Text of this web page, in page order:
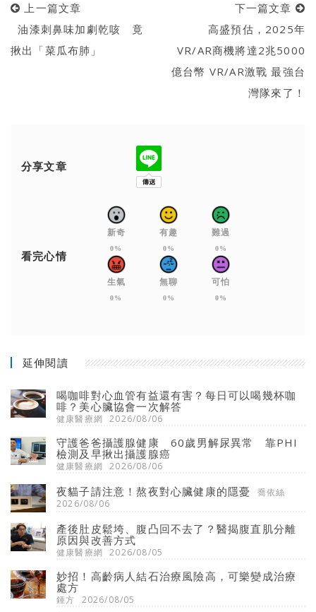
上一篇文章
油漆刺鼻味加劇乾咳 竟
揪出「菜瓜布肺」
下一篇文章
高盛預估，2025年
VR/AR商機將達2兆5000
億台幣 VR/AR激戰 最強台
灣隊來了！
分享文章
看完心情
新奇
0%
有趣
0%
難過
0%
生氣
0%
無聊
0%
可怕
0%
延伸閱讀
喝咖啡對心血管有益還有害？每日可以喝幾杯咖
啡？美心臟協會一次解答
健康醫療網 2026/08/06
守護爸爸攝護腺健康 60歲男解尿異常 靠PHI
檢測及早揪出攝護腺癌
健康醫療網 2026/08/06
夜貓子請注意！熬夜對心臟健康的隱憂
喬依絲
2026/08/06
產後肚皮鬆垮、腹凸回不去了？醫揭腹直肌分離
原因與改善方式
健康醫療網 2026/08/05
妙招！高齡病人結石治療風險高，可樂變成治療
處方
鍾方 2026/08/05